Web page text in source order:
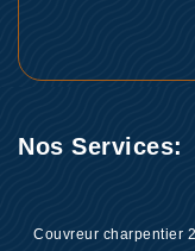
Nos Services:
Couvreur charpentier